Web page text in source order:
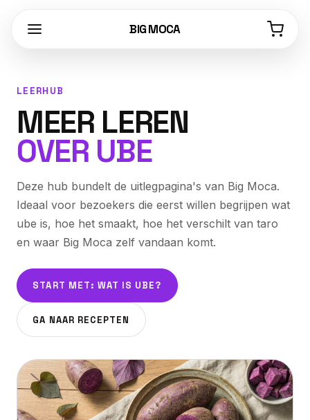
BIG MOCA
LEERHUB
MEER LEREN
OVER UBE
Deze hub bundelt de uitlegpagina's van Big Moca.
Ideaal voor bezoekers die eerst willen begrijpen wat
ube is, hoe het smaakt, hoe het verschilt van taro
en waar Big Moca zelf vandaan komt.
START MET: WAT IS UBE?
GA NAAR RECEPTEN